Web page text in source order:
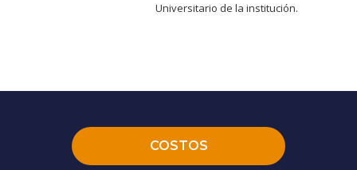
Universitario de la institución.
COSTOS